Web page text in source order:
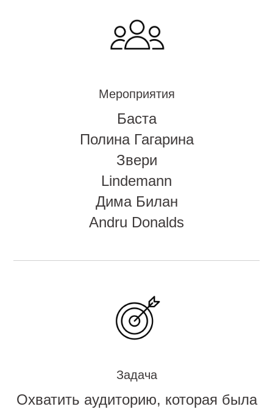
Мероприятия
Баста
Полина Гагарина
Звери
Lindemann
Дима Билан
Andru Donalds
Задача
Охватить аудиторию, которая была